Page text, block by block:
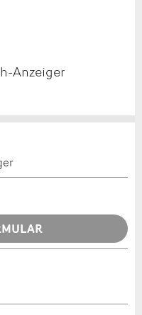
Anzeiger
an Freunde weiter.